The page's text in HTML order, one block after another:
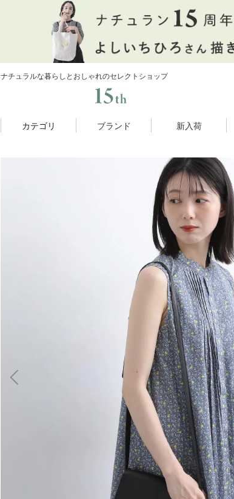
ナチュラルな暮らしとおしゃれのセレクトショップ
カテゴリ ブランド 新入荷